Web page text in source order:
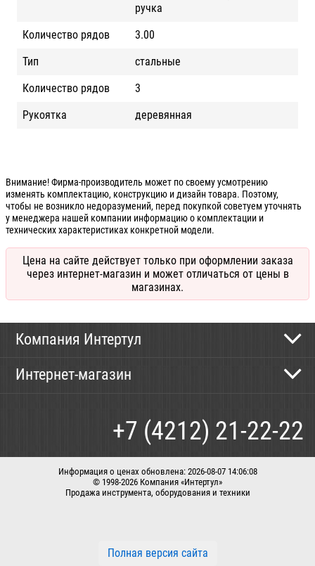
ручка
Количество рядов
3.00
Тип
стальные
Количество рядов
3
Рукоятка
деревянная
Внимание! Фирма-производитель может по своему усмотрению
изменять комплектацию, конструкцию и дизайн товара. Поэтому,
чтобы не возникло недоразумений, перед покупкой советуем уточнять
у менеджера нашей компании информацию о комплектации и
технических характеристиках конкретной модели.
Цена на сайте действует только при оформлении заказа
через интернет-магазин и может отличаться от цены в
магазинах.
Компания Интертул
Новости
Интернет-магазин
Доставка
+7 (4212) 21-22-22
Информация о ценах обновлена: 2026-08-07 14:06:08
© 1998-2026 Компания «Интертул»
Продажа инструмента, оборудования и техники
Полная версия сайта